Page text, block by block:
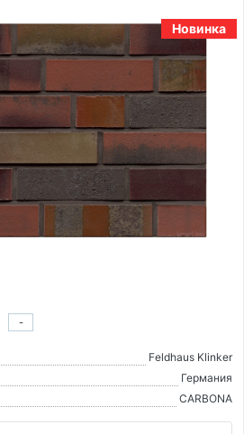
Новинка
-
Feldhaus Klinker
Германия
CARBONA